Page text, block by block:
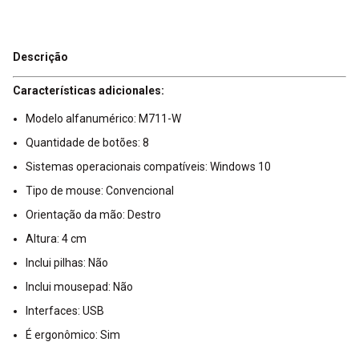
Descrição
Características adicionales:
Modelo alfanumérico: M711-W
Quantidade de botões: 8
Sistemas operacionais compatíveis: Windows 10
Tipo de mouse: Convencional
Orientação da mão: Destro
Altura: 4 cm
Inclui pilhas: Não
Inclui mousepad: Não
Interfaces: USB
É ergonômico: Sim